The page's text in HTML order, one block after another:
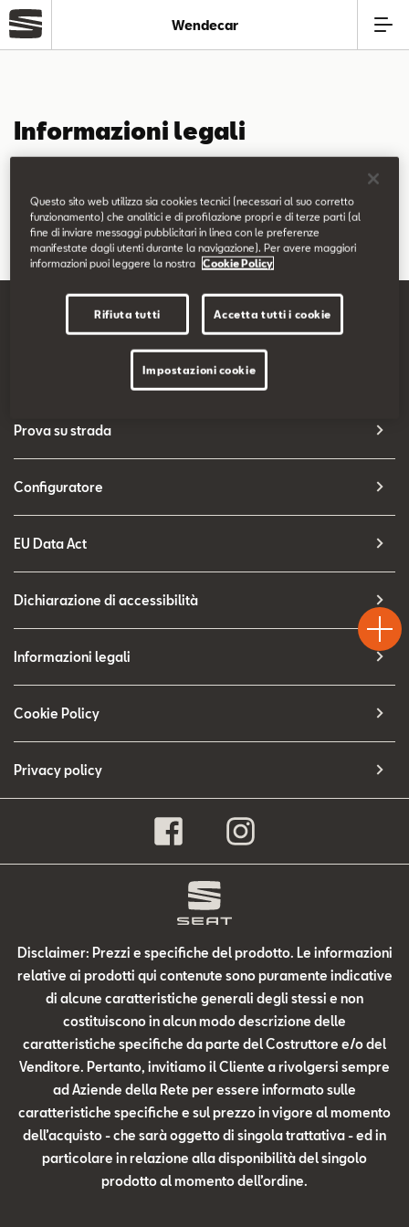
Modelli
Service
Wendecar
Informazioni legali
P. IVA: 01547650125
Prova su strada
Configuratore
EU Data Act
Dichiarazione di accessibilità
Informazioni legali
Cookie Policy
Privacy policy
Disclaimer: Prezzi e specifiche del prodotto. Le informazioni
relative ai prodotti qui contenute sono puramente indicative
di alcune caratteristiche generali degli stessi e non
costituiscono in alcun modo descrizione delle
caratteristiche specifiche da parte del Costruttore e/o del
Venditore. Pertanto, invitiamo il Cliente a rivolgersi sempre
ad Aziende della Rete per essere informato sulle
caratteristiche specifiche e sul prezzo in vigore al momento
dell’acquisto - che sarà oggetto di singola trattativa - ed in
particolare in relazione alla disponibilità del singolo
prodotto al momento dell’ordine.
Drive
Chiama
Questo sito web utilizza sia cookies tecnici (necessari al suo corretto
funzionamento) che analitici e di profilazione propri e di terze parti (al
fine di inviare messaggi pubblicitari in linea con le preferenze
manifestate dagli utenti durante la navigazione). Per avere maggiori
informazioni puoi leggere la nostra
Cookie Policy
Rifiuta tutti Accetta tutti i cookie
Impostazioni cookie